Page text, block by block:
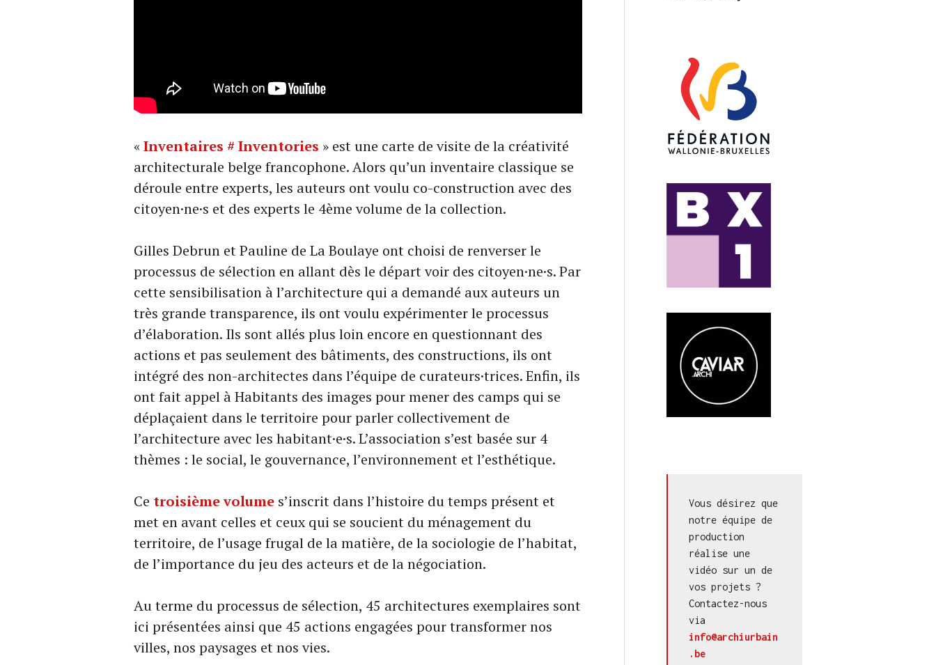
«Inventaires # Inventories » est une carte de visite de la créativité
architecturale belge francophone. Alors qu’un inventaire classique se
déroule entre experts, les auteurs ont voulu co-construction avec des
citoyen·ne·s et des experts le 4ème volume de la collection.
Gilles Debrun et Pauline de La Boulaye ont choisi de renverser le
processus de sélection en allant dès le départ voir des citoyen·ne·s. Par
cette sensibilisation à l’architecture qui a demandé aux auteurs un
très grande transparence, ils ont voulu expérimenter le processus
d’élaboration. Ils sont allés plus loin encore en questionnant des
actions et pas seulement des bâtiments, des constructions, ils ont
intégré des non-architectes dans l’équipe de curateurs·trices. Enfin, ils
ont fait appel à Habitants des images pour mener des camps qui se
déplaçaient dans le territoire pour parler collectivement de
l’architecture avec les habitant·e·s. L’association s’est basée sur 4
thèmes : le social, le gouvernance, l’environnement et l’esthétique.
Ce troisième volume s’inscrit dans l’histoire du temps présent et
met en avant celles et ceux qui se soucient du ménagement du
territoire, de l’usage frugal de la matière, de la sociologie de l’habitat,
de l’importance du jeu des acteurs et de la négociation.
Au terme du processus de sélection, 45 architectures exemplaires sont
ici présentées ainsi que 45 actions engagées pour transformer nos
villes, nos paysages et nos vies.
Vous désirez que
notre équipe de
production
réalise une
vidéo sur un de
vos projets ?
Contactez-nous
info@archiurbain
.be